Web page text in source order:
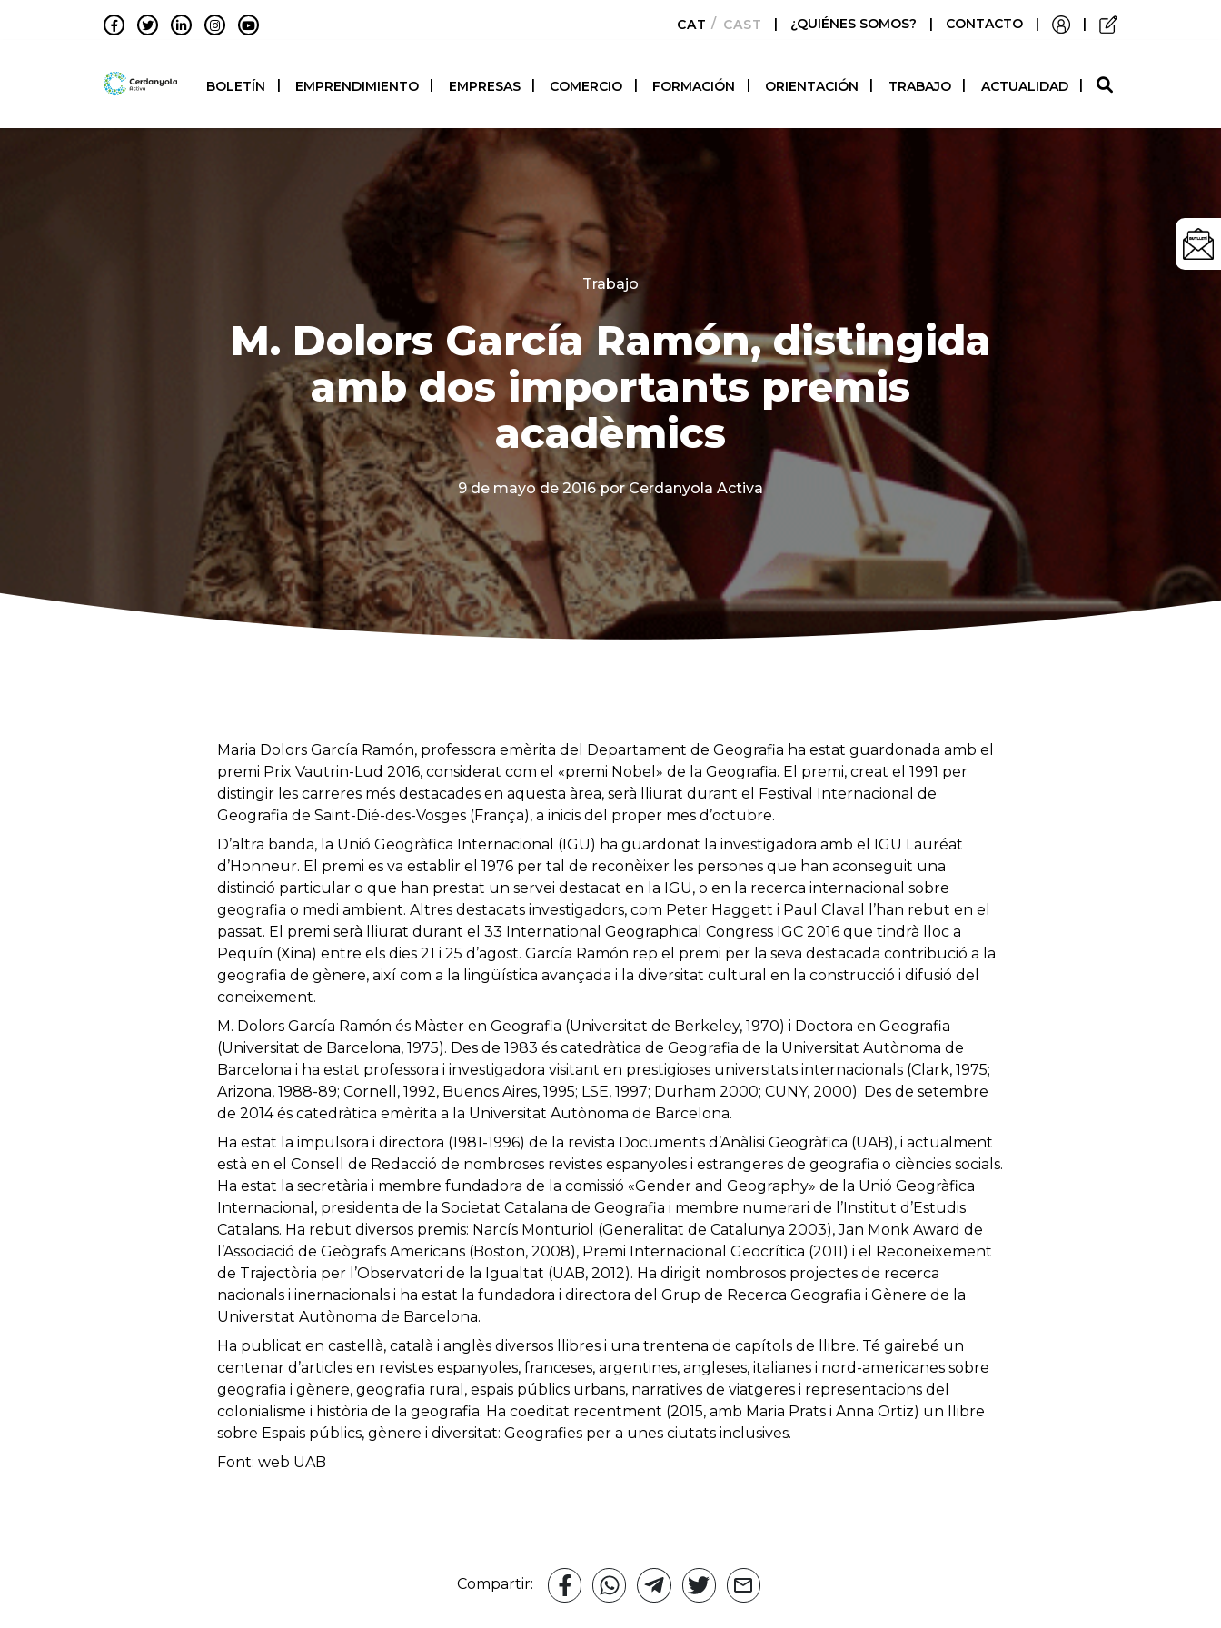
CATALÀCASTELLANO
| ¿QUIÉNES SOMOS? | CONTACTO | |
BOLETÍN EMPRENDIMIENTO EMPRESAS COMERCIO FORMACIÓN ORIENTACIÓN TRABAJO ACTUALIDAD
Categories
Trabajo
M. Dolors García Ramón, distingida
amb dos importants premis
acadèmics
9 de mayo de 2016 por Cerdanyola Activa
Maria Dolors García Ramón, professora emèrita del Departament de Geografia ha estat guardonada amb el
premi Prix Vautrin-Lud 2016, considerat com el «premi Nobel» de la Geografia. El premi, creat el 1991 per
distingir les carreres més destacades en aquesta àrea, serà lliurat durant el Festival Internacional de
Geografia de Saint-Dié-des-Vosges (França), a inicis del proper mes d’octubre.
D’altra banda, la Unió Geogràfica Internacional (IGU) ha guardonat la investigadora amb el IGU Lauréat
d’Honneur. El premi es va establir el 1976 per tal de reconèixer les persones que han aconseguit una
distinció particular o que han prestat un servei destacat en la IGU, o en la recerca internacional sobre
geografia o medi ambient. Altres destacats investigadors, com Peter Haggett i Paul Claval l’han rebut en el
passat. El premi serà lliurat durant el 33 International Geographical Congress IGC 2016 que tindrà lloc a
Pequín (Xina) entre els dies 21 i 25 d’agost. García Ramón rep el premi per la seva destacada contribució a la
geografia de gènere, així com a la lingüística avançada i la diversitat cultural en la construcció i difusió del
coneixement.
M. Dolors García Ramón és Màster en Geografia (Universitat de Berkeley, 1970) i ​​Doctora en Geografia
(Universitat de Barcelona, ​​1975). Des de 1983 és catedràtica de Geografia de la Universitat Autònoma de
Barcelona i ha estat professora i investigadora visitant en prestigioses universitats internacionals (Clark, 1975;
Arizona, 1988-89; Cornell, 1992, Buenos Aires, 1995; LSE, 1997; Durham 2000; CUNY, 2000). Des de setembre
de 2014 és catedràtica emèrita a la Universitat Autònoma de Barcelona.
Ha estat la impulsora i directora (1981-1996) de la revista Documents d’Anàlisi Geogràfica (UAB), i actualment
està en el Consell de Redacció de nombroses revistes espanyoles i estrangeres de geografia o ciències socials.
Ha estat la secretària i membre fundadora de la comissió «Gender and Geography» de la Unió Geogràfica
Internacional, presidenta de la Societat Catalana de Geografia i membre numerari de l’Institut d’Estudis
Catalans. Ha rebut diversos premis: Narcís Monturiol (Generalitat de Catalunya 2003), Jan Monk Award de
l’Associació de Geògrafs Americans (Boston, 2008), Premi Internacional Geocrítica (2011) i el Reconeixement
de Trajectòria per l’Observatori de la Igualtat (UAB, 2012). Ha dirigit nombrosos projectes de recerca
nacionals i inernacionals i ha estat la fundadora i directora del Grup de Recerca Geografia i Gènere de la
Universitat Autònoma de Barcelona.
Ha publicat en castellà, català i anglès diversos llibres i una trentena de capítols de llibre. Té gairebé un
centenar d’articles en revistes espanyoles, franceses, argentines, angleses, italianes i nord-americanes sobre
geografia i gènere, geografia rural, espais públics urbans, narratives de viatgeres i representacions del
colonialisme i història de la geografia. Ha coeditat recentment (2015, amb Maria Prats i Anna Ortiz) un llibre
sobre Espais públics, gènere i diversitat: Geografies per a unes ciutats inclusives.
Font: web UAB
Compartir: